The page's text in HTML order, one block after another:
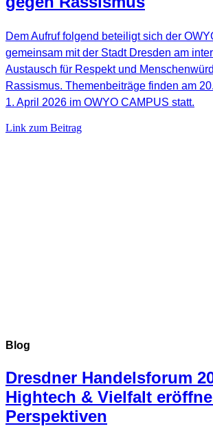
Dem Aufruf folgend beteiligt sich der
gemeinsam mit der Stadt Dresden am
Austausch für Respekt und
Rassismus. Themenbeiträge finden am
1. April 2026 im OWYO CAMPUS statt.
Link zum Beitrag
Blog
Dresdner Handelsforum
Hightech & Vielfalt
Perspektiven